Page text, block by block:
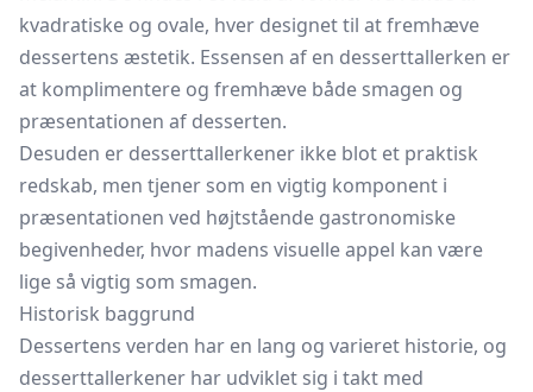
kvadratiske og ovale, hver designet til at fremhæve
dessertens æstetik. Essensen af en desserttallerken er
at komplimentere og fremhæve både smagen og
præsentationen af desserten.
Desuden er desserttallerkener ikke blot et praktisk
redskab, men tjener som en vigtig komponent i
præsentationen ved højtstående gastronomiske
begivenheder, hvor madens visuelle appel kan være
lige så vigtig som smagen.
Historisk baggrund
Dessertens verden har en lang og varieret historie, og
desserttallerkener har udviklet sig i takt med